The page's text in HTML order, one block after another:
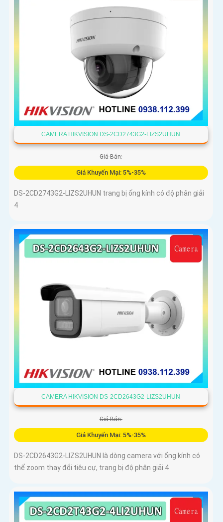
CAMERA HIKVISION DS-2CD2743G2-LIZS2UHUN
Giá Bán:
Giá Khuyến Mại: 5%-35%
DS-2CD2743G2-LIZS2UHUN trang bị ống kính có độ phân giải
4
CAMERA HIKVISION DS-2CD2643G2-LIZS2UHUN
Giá Bán:
Giá Khuyến Mại: 5%-35%
DS-2CD2643G2-LIZS2UHUN là dòng camera với ống kính có
thể zoom thay đổi tiêu cự, trang bị độ phân giải 4